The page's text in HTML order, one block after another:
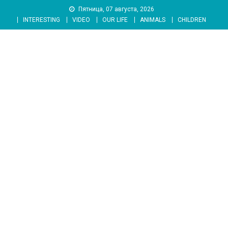
content
Пятница, 07 августа, 2026
INTERESTING
VIDEO OUR LIFE ANIMALS CHILDREN